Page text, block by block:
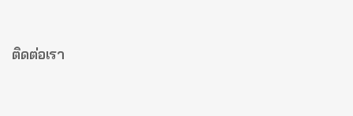
ติดต่อเรา